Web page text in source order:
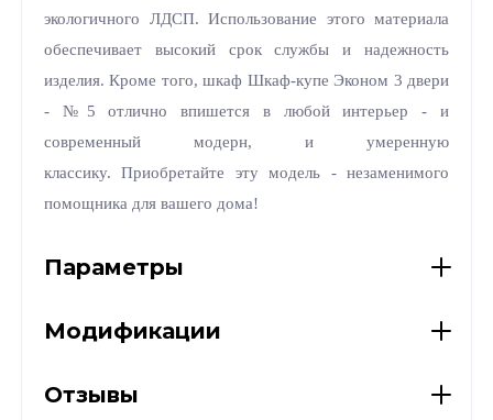
экологичного ЛДСП. Использование этого материала
обеспечивает высокий срок службы и надежность
изделия. Кроме того, шкаф Шкаф-купе Эконом 3 двери
- №5 отлично впишется в любой интерьер - и
современный модерн, и умеренную
классику. Приобретайте эту модель - незаменимого
помощника для вашего дома!
Параметры
Модификации
Отзывы